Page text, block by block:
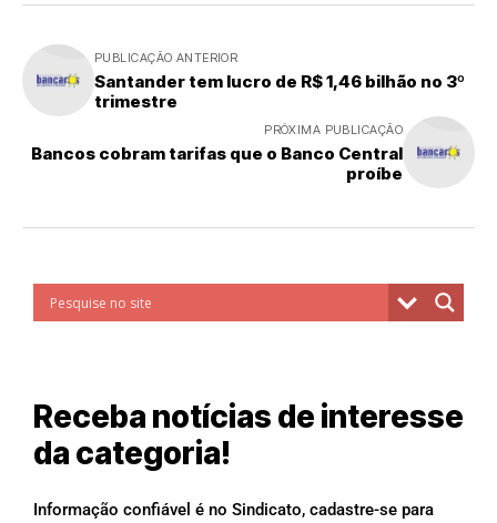
PUBLICAÇÃO ANTERIOR
Santander tem lucro de R$ 1,46 bilhão no 3º
trimestre
PRÓXIMA PUBLICAÇÃO
Bancos cobram tarifas que o Banco Central
proíbe
Receba notícias de interesse
da categoria!
Informação confiável é no Sindicato, cadastre-se para